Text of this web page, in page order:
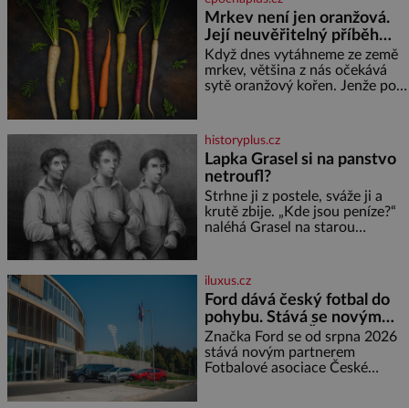
se o nenáročného klidného
ptáčka, který většinu dne jen
posedává. Hodně času tráví na
zemi, kde sbírá zbytky semínek
Jeho domovinou je prakticky
celá Austrálie s výjimkou
pobřežní oblasti.
Mrkev není jen oranžová.
Její neuvěřitelný příběh
začíná fialovou barvou
Když dnes vytáhneme ze země
mrkev, většina z nás očekává
sytě oranžový kořen. Jenže po
oranžová. Je fialová, žlutá, bílá,
někdy dokonce téměř černá. Až
díky stovkám let pečlivého
šlechtění se z ní stává zelenina,
bez které si českou zahradu ani
nedokážeme představit. Její
příběh je
historyplus.cz
Lapka Grasel si na panstvo
netroufl?
Strhne ji z postele, sváže ji a
krutě zbije. „Kde jsou peníze?“
naléhá Grasel na starou
nemůže, protože žádné nemá,
spokojí se lupič s několika
měďáky a štůčky látky. Zraněná
žena pár dní nato umírá. Je to
muž nebývale krutý. Jeho činy
budí hrůzu ještě dlouho po jeho
smrti
iluxus.cz
Ford dává český fotbal do
pohybu. Stává se novým
partnerem FAČR
Značka Ford se od srpna 2026
stává novým partnerem
Fotbalové asociace České